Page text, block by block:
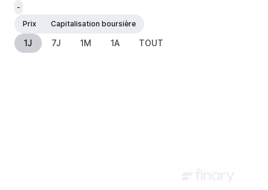
-
Prix
Capitalisation boursière
1J 7J 1M 1A TOUT